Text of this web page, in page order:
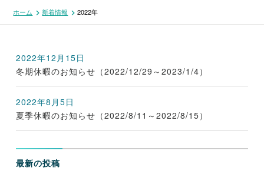
ホーム 新着情報 2022年
2022年12月15日
冬期休暇のお知らせ（2022/12/29～2023/1/4）
2022年8月5日
夏季休暇のお知らせ（2022/8/11～2022/8/15）
最新の投稿